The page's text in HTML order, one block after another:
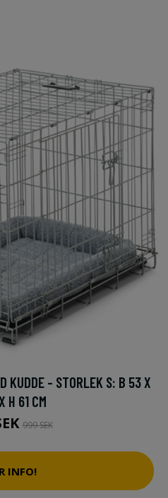
KUDDE - STORLEK S: B 53 X
H 61 CM
999 SEK
INFO!